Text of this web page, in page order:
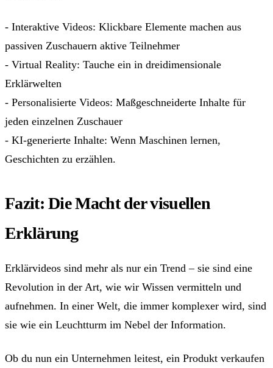
- Interaktive Videos: Klickbare Elemente machen aus
passiven Zuschauern aktive Teilnehmer
- Virtual Reality: Tauche ein in dreidimensionale
Erklärwelten
- Personalisierte Videos: Maßgeschneiderte Inhalte für
jeden einzelnen Zuschauer
- KI-generierte Inhalte: Wenn Maschinen lernen,
Geschichten zu erzählen.
Fazit: Die Macht der visuellen
Erklärung
Erklärvideos sind mehr als nur ein Trend – sie sind eine
Revolution in der Art, wie wir Wissen vermitteln und
aufnehmen. In einer Welt, die immer komplexer wird, sind
sie wie ein Leuchtturm im Nebel der Information.
Ob du nun ein Unternehmen leitest, ein Produkt verkaufen